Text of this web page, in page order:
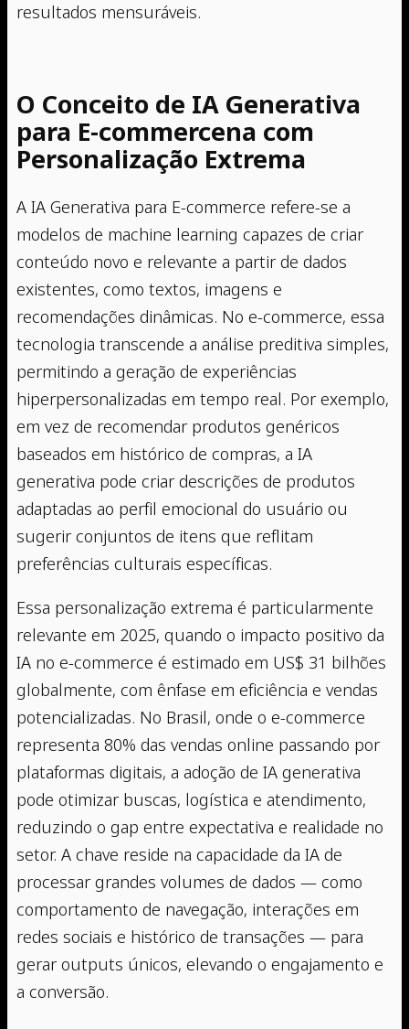
resultados mensuráveis.
O Conceito de IA Generativa
para E-commercena com
Personalização Extrema
A IA Generativa para E-commerce refere-se a
modelos de machine learning capazes de criar
conteúdo novo e relevante a partir de dados
existentes, como textos, imagens e
recomendações dinâmicas. No e-commerce, essa
tecnologia transcende a análise preditiva simples,
permitindo a geração de experiências
hiperpersonalizadas em tempo real. Por exemplo,
em vez de recomendar produtos genéricos
baseados em histórico de compras, a IA
generativa pode criar descrições de produtos
adaptadas ao perfil emocional do usuário ou
sugerir conjuntos de itens que reflitam
preferências culturais específicas.
Essa personalização extrema é particularmente
relevante em 2025, quando o impacto positivo da
IA no e-commerce é estimado em US$ 31 bilhões
globalmente, com ênfase em eficiência e vendas
potencializadas. No Brasil, onde o e-commerce
representa 80% das vendas online passando por
plataformas digitais, a adoção de IA generativa
pode otimizar buscas, logística e atendimento,
reduzindo o gap entre expectativa e realidade no
setor. A chave reside na capacidade da IA de
processar grandes volumes de dados — como
comportamento de navegação, interações em
redes sociais e histórico de transações — para
gerar outputs únicos, elevando o engajamento e
a conversão.